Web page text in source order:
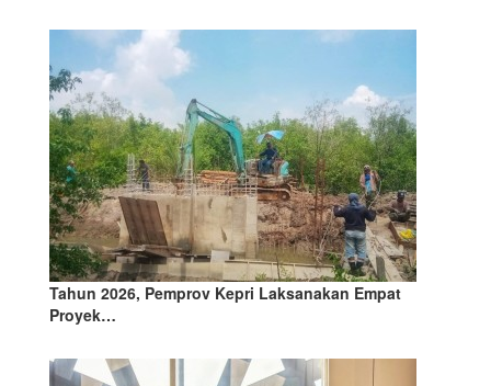
Tahun 2026, Pemprov Kepri Laksanakan Empat
Proyek…